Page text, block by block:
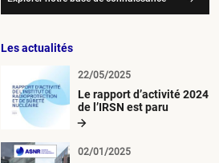
Les actualités
Le rapport d’activité 2024
de l’IRSN est paru
22/05/2025
02/01/2025